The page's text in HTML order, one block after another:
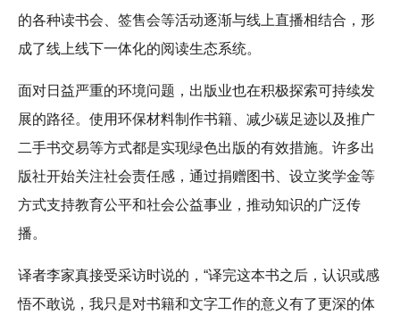
的各种读书会、签售会等活动逐渐与线上直播相结合，形
成了线上线下一体化的阅读生态系统。
面对日益严重的环境问题，出版业也在积极探索可持续发
展的路径。使用环保材料制作书籍、减少碳足迹以及推广
二手书交易等方式都是实现绿色出版的有效措施。许多出
版社开始关注社会责任感，通过捐赠图书、设立奖学金等
方式支持教育公平和社会公益事业，推动知识的广泛传
播。
译者李家真接受采访时说的，“译完这本书之后，认识或感
悟不敢说，我只是对书籍和文字工作的意义有了更深的体